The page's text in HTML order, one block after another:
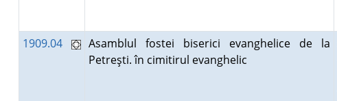
1909.04
Asamblul fostei biserici evanghelice de la
Petreşti. în cimitirul evanghelic